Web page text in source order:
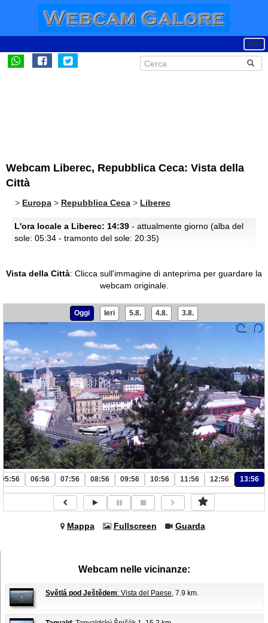
Webcam Liberec, Repubblica Ceca: Vista della
Città
> Europa > Repubblica Ceca > Liberec
L'ora locale a Liberec: 14:39 - attualmente giorno (alba del
sole: 05:34 - tramonto del sole: 20:35)
Vista della Città: Clicca sull'immagine di anteprima per guardare la
webcam originale.
Oggi Ieri 5.8. 4.8. 3.8.
05:56 06:56 07:56 08:56 09:56 10:56 11:56 12:56 13:56
Mappa Fullscreen Guarda
Webcam nelle vicinanze:
Světlá pod Ještědem: Vista del Paese, 7.9 km.